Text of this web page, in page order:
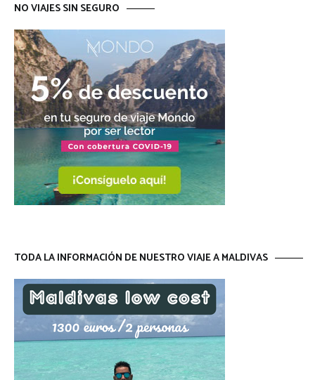
NO VIAJES SIN SEGURO
TODA LA INFORMACIÓN DE NUESTRO VIAJE A MALDIVAS